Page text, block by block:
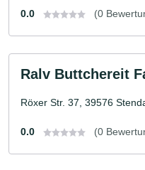
0.0 (0
Ralv Buttchereit
Röxer Str. 37, 39576
0.0 (0